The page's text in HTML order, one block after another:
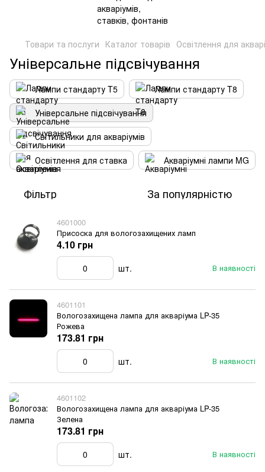
Товари та послуги Каталог товарів Освітлення для
Універсальне підсвічування
Лампи стандарту T5
Лампи стандарту T8
Універсальне підсвічування
Світильники для акваріумів
Освітлення для ставка
Акваріумні лампи MG
Фільтр За популярністю
4601000
Присоска для вологозахищених ламп
В наявності
4.10 грн
шт.
4601101
Вологозахищена лампа для акваріума LP-35
Рожева
В наявності
173.81 грн
шт.
4601102
Вологозахищена лампа для акваріума LP-35
Зелена
В наявності
173.81 грн
шт.